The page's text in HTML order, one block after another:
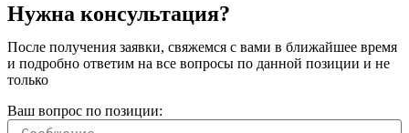
Нужна консультация?
После получения заявки, свяжемся с вами в ближайшее время
и подробно ответим на все вопросы по данной позиции и не
только
Ваш вопрос по позиции: